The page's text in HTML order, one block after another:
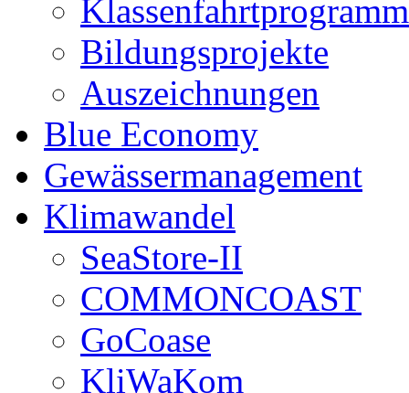
Klassenfahrtprogramm
Bildungsprojekte
Auszeichnungen
Blue Economy
Gewässermanagement
Klimawandel
SeaStore-II
COMMONCOAST
GoCoase
KliWaKom